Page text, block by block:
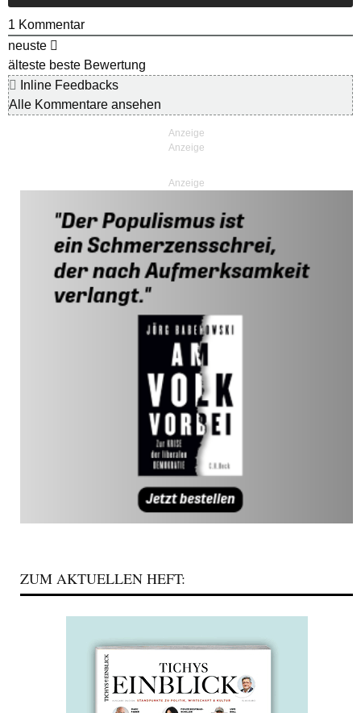
1 Kommentar
neuste
älteste beste Bewertung
Inline Feedbacks
Alle Kommentare ansehen
Anzeige
ZUM AKTUELLEN HEFT: